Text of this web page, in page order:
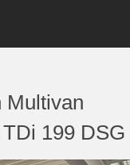
Multivan
199 DSG